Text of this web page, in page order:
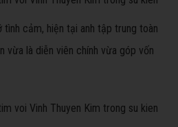
tình cảm, hiện tại anh tập trung toàn
vừa là diễn viên chính vừa góp vốn